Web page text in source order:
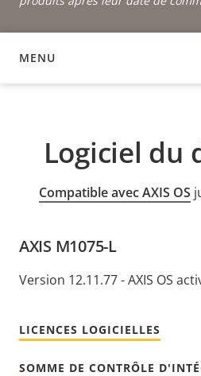
MENU
LOGICIEL DU DISPOSITIF
Logiciel du
Compatible avec AXIS OS
AXIS M1075-L
Version 12.11.77 - AXIS OS
LICENCES LOGICIELLES
SOMME DE CONTRÔLE